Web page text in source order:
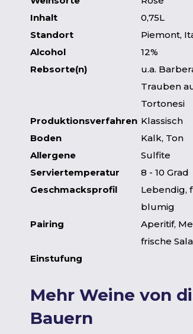
Inhalt
0,75L
Standort
Piemont,
Alcohol
12%
Rebsorte(n)
u.a.
Trauben
Tortonesi
Produktionsverfahren Klassisch
Boden
Kalk, Ton
Allergene
Sulfite
Serviertemperatur
8 - 10 Grad
Geschmacksprofil
Lebendig,
blumig
Pairing
Aperitif,
frische
Einstufung
Mehr Weine von
Bauern